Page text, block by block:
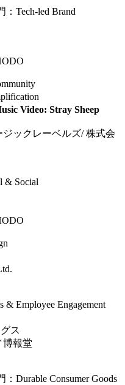
：Tech-led Brand
Video: Stray Sheep
ックレーベルズ/ 株式会
& Social
& Employee Engagement
ス
博報堂
Durable Consumer Goods